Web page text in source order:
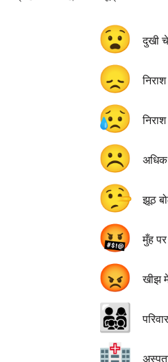
😧 दुखी
😞
😥
☹️ अधिक
🤥 झूठ
🤬 मुँह पर
😡 खीझ
👨‍👩‍👧‍👦